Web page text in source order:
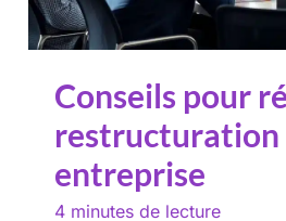
Conseils pour
restructuration
entreprise
4 minutes de lecture